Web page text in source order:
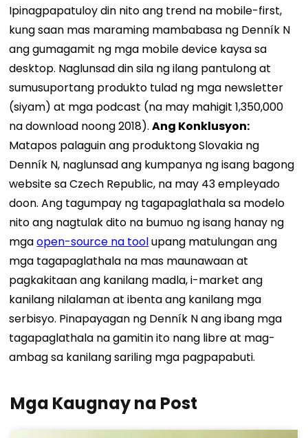
Ipinagpapatuloy din nito ang trend na mobile-first,
kung saan mas maraming mambabasa ng Denník N
ang gumagamit ng mga mobile device kaysa sa
desktop. Naglunsad din sila ng ilang pantulong at
sumusuportang produkto tulad ng mga newsletter
(siyam) at mga podcast (na may mahigit 1,350,000
na download noong 2018).Ang Konklusyon:
Matapos palaguin ang produktong Slovakia ng
Denník N, naglunsad ang kumpanya ng isang bagong
website sa Czech Republic, na may 43 empleyado
doon. Ang tagumpay ng tagapaglathala sa modelo
nito ang nagtulak dito na bumuo ng isang hanay ng
mgaopen-source na toolupang matulungan ang
mga tagapaglathala na mas maunawaan at
pagkakitaan ang kanilang madla, i-market ang
kanilang nilalaman at ibenta ang kanilang mga
serbisyo. Pinapayagan ng Denník N ang ibang mga
tagapaglathala na gamitin ito nang libre at mag-
ambag sa kanilang sariling mga pagpapabuti.
Mga Kaugnay na Post